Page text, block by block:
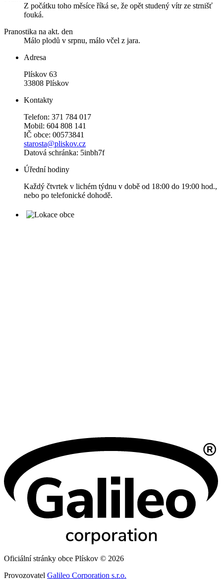
Z počátku toho měsíce říká se, že opět studený vítr ze strnišť
fouká.
Pranostika na akt. den
Málo plodů v srpnu, málo včel z jara.
Adresa
Plískov 63
33808 Plískov
Kontakty
Telefon: 371 784 017
Mobil: 604 808 141
IČ obce: 00573841
starosta@pliskov.cz
Datová schránka: 5inbh7f
Úřední hodiny
Každý čtvrtek v lichém týdnu v době od 18:00 do 19:00 hod.,
nebo po telefonické dohodě.
Oficiální stránky obce Plískov © 2026
Provozovatel Galileo Corporation s.r.o.